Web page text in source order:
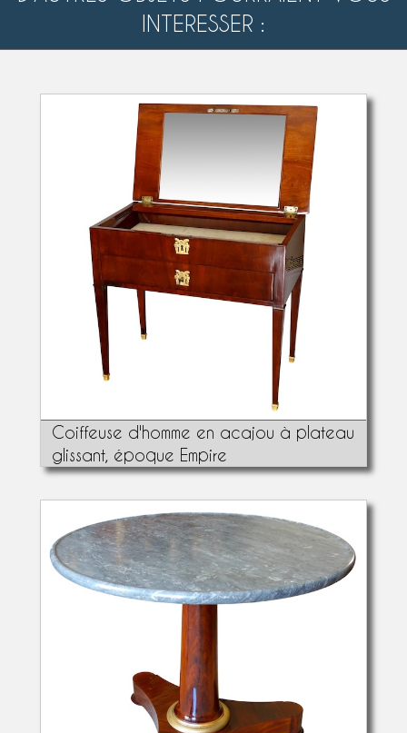
INTERESSER :
Coiffeuse d'homme en acajou à plateau
glissant, époque Empire